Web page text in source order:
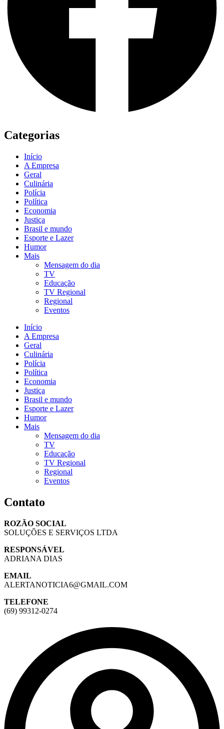
Categorias
Início
A Empresa
Geral
Culinária
Polícia
Política
Economia
Justiça
Brasil e mundo
Esporte e Lazer
Humor
Mais
Mensagem do dia
TV
Educação
TV Regional
Regional
Eventos
Início
A Empresa
Geral
Culinária
Polícia
Política
Economia
Justiça
Brasil e mundo
Esporte e Lazer
Humor
Mais
Mensagem do dia
TV
Educação
TV Regional
Regional
Eventos
Contato
ROZÃO SOCIAL
SOLUÇÕES E SERVIÇOS LTDA
RESPONSÁVEL
ADRIANA DIAS
EMAIL
ALERTANOTICIA6@GMAIL.COM
TELEFONE
(69) 99312-0274